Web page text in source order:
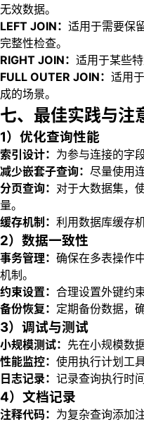
无效数据。
LEFT JOIN： 适用于需要保
完整性检查。
RIGHT JOIN： 适用于某些
FULL OUTER JOIN： 适用
成的场景。
七、最佳实践与注
1）优化查询性能
索引设计： 为参与连接的字
减少嵌套子查询： 尽量使用
分页查询： 对于大数据集，
量。
缓存机制： 利用数据库缓存
2）数据一致性
事务管理： 确保在多表操作
机制。
约束设置： 合理设置外键约
备份恢复： 定期备份数据，
3）调试与测试
小规模测试： 先在小规模数
性能监控： 使用执行计划工
日志记录： 记录查询执行时
4）文档记录
注释代码： 为复杂查询添加